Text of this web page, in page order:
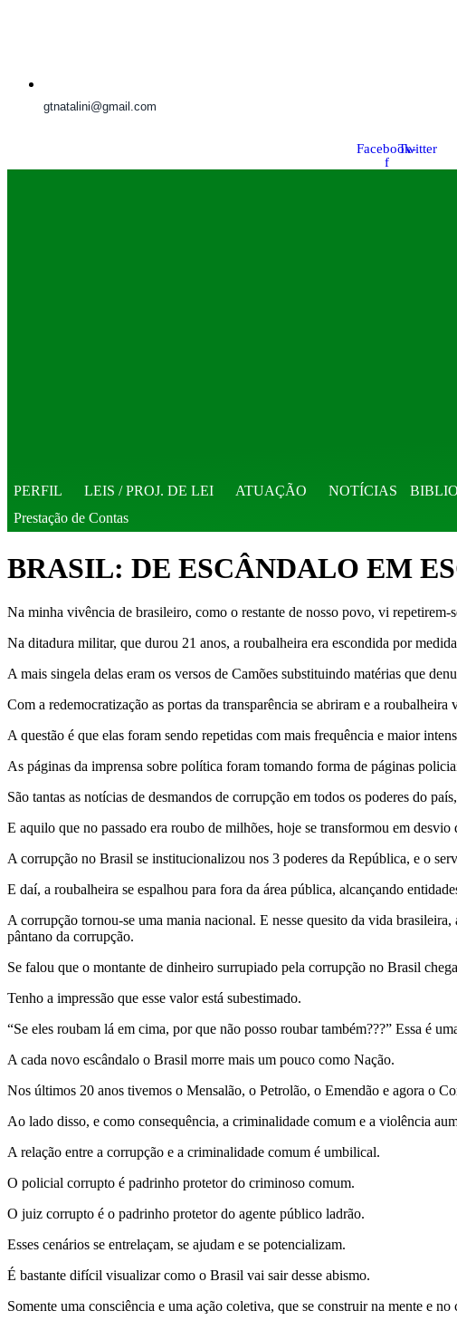
gtnatalini@gmail.com
Facebook-
f
Twitter
PERFIL LEIS / PROJ. DE LEI ATUAÇÃO NOTÍCIAS
Prestação de Contas
BRASIL: DE ESCÂNDALO EM
Na minha vivência de brasileiro, como o restante de nosso povo, vi repetirem-
Na ditadura militar, que durou 21 anos, a roubalheira era escondida por
A mais singela delas eram os versos de Camões substituindo matérias que
Com a redemocratização as portas da transparência se abriram e a
A questão é que elas foram sendo repetidas com mais frequência e maior
As páginas da imprensa sobre política foram tomando forma de páginas
São tantas as notícias de desmandos de corrupção em todos os poderes do
E aquilo que no passado era roubo de milhões, hoje se transformou em desvio
A corrupção no Brasil se institucionalizou nos 3 poderes da República, e o
E daí, a roubalheira se espalhou para fora da área pública, alcançando
A corrupção tornou-se uma mania nacional. E nesse quesito da vida
pântano da corrupção.
Se falou que o montante de dinheiro surrupiado pela corrupção no Brasil
Tenho a impressão que esse valor está subestimado.
“Se eles roubam lá em cima, por que não posso roubar também???” Essa é
A cada novo escândalo o Brasil morre mais um pouco como Nação.
Nos últimos 20 anos tivemos o Mensalão, o Petrolão, o Emendão e agora o
Ao lado disso, e como consequência, a criminalidade comum e a violência
A relação entre a corrupção e a criminalidade comum é umbilical.
O policial corrupto é padrinho protetor do criminoso comum.
O juiz corrupto é o padrinho protetor do agente público ladrão.
Esses cenários se entrelaçam, se ajudam e se potencializam.
É bastante difícil visualizar como o Brasil vai sair desse abismo.
Somente uma consciência e uma ação coletiva, que se construir na mente e